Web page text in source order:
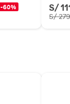
-60% S/
S/